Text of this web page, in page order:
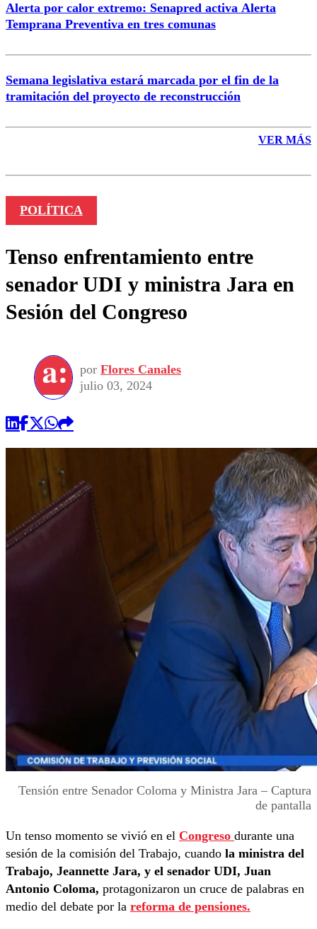
Alerta por calor extremo: Senapred activa Alerta
Temprana Preventiva en tres comunas
Semana legislativa estará marcada por el fin de la
tramitación del proyecto de reconstrucción
VER MÁS
POLÍTICA
Tenso enfrentamiento entre
senador UDI y ministra Jara en
Sesión del Congreso
por Flores Canales
julio 03, 2024
Tensión entre Senador Coloma y Ministra Jara – Captura
de pantalla
Un tenso momento se vivió en el Congreso durante una
sesión de la comisión del Trabajo, cuando la ministra del
Trabajo, Jeannette Jara, y el senador UDI, Juan
Antonio Coloma, protagonizaron un cruce de palabras en
medio del debate por la reforma de pensiones.